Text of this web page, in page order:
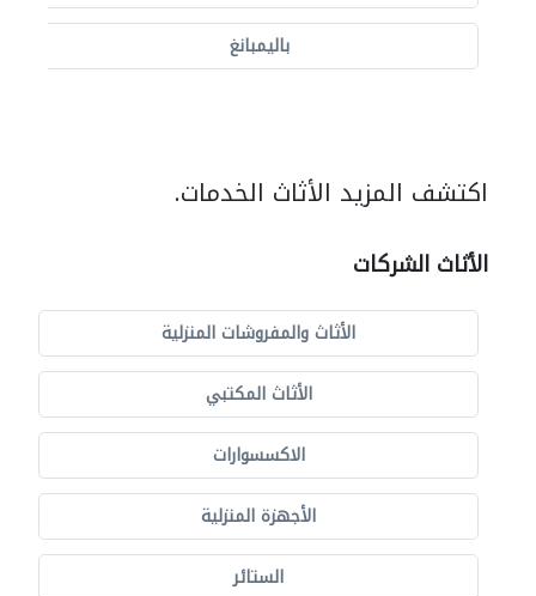
باليمبانغ
اكتشف المزيد الأثاث الخدمات.
الأثاث الشركات
الأثاث والمفروشات المنزلية
الأثاث المكتبي
الاكسسوارات
الأجهزة المنزلية
الستائر